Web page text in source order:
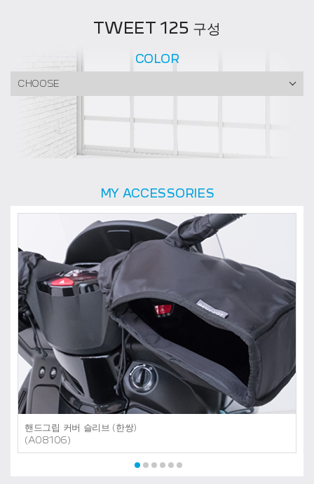
TWEET 125 구성
COLOR
CHOOSE
MY ACCESSORIES
핸드그립 커버 슬리브 (한쌍)
(A08106)